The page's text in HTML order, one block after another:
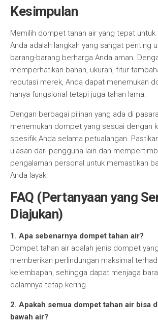
Kesimpulan
Memilih dompet tahan air yang tepat untuk
Anda adalah langkah yang sangat penting
barang-barang berharga Anda aman.
memperhatikan bahan, ukuran, fitur
reputasi merek, Anda dapat menemukan
hanya fungsional tetapi juga tahan lama.
Dengan berbagai pilihan yang ada di
menemukan dompet yang sesuai dengan
spesifik Anda selama petualangan.
ulasan dari pengguna lain dan
pengalaman personal untuk memastikan
Anda layak.
FAQ (Pertanyaan yang
Diajukan)
1. Apa sebenarnya dompet tahan air?
Dompet tahan air adalah jenis dompet
memberikan perlindungan maksimal
kelembapan, sehingga dapat menjaga
dalamnya tetap kering.
2. Apakah semua dompet tahan air bisa
bawah air?